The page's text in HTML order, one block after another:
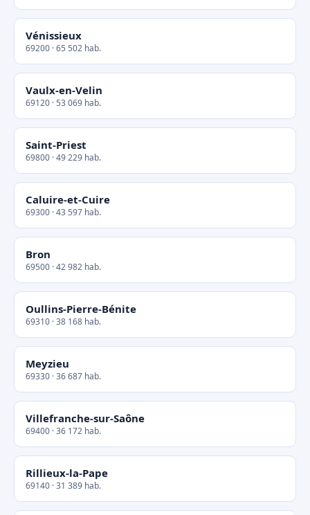
Vénissieux
69200 · 65 502 hab.
Vaulx-en-Velin
69120 · 53 069 hab.
Saint-Priest
69800 · 49 229 hab.
Caluire-et-Cuire
69300 · 43 597 hab.
Bron
69500 · 42 982 hab.
Oullins-Pierre-Bénite
69310 · 38 168 hab.
Meyzieu
69330 · 36 687 hab.
Villefranche-sur-Saône
69400 · 36 172 hab.
Rillieux-la-Pape
69140 · 31 389 hab.